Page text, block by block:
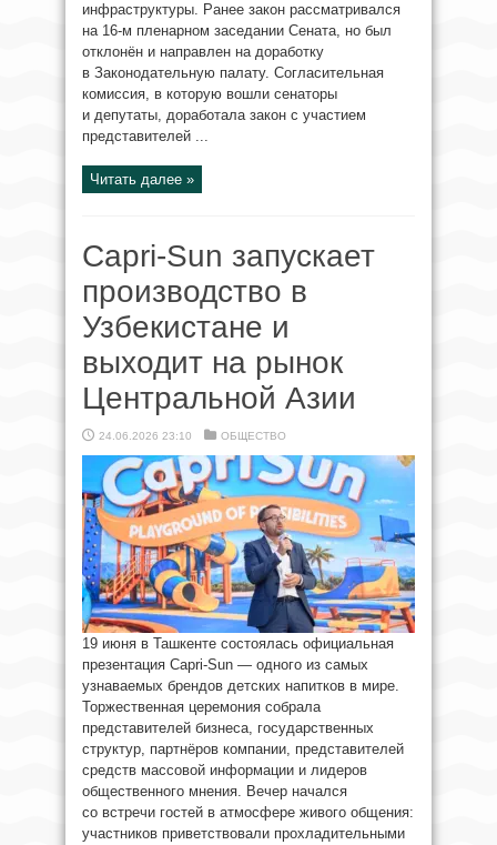
инфраструктуры. Ранее закон рассматривался
на 16-м пленарном заседании Сената, но был
отклонён и направлен на доработку
в Законодательную палату. Согласительная
комиссия, в которую вошли сенаторы
и депутаты, доработала закон с участием
представителей ...
Читать далее »
Capri-Sun запускает
производство в
Узбекистане и
выходит на рынок
Центральной Азии
24.06.2026 23:10 ОБЩЕСТВО
19 июня в Ташкенте состоялась официальная
презентация Capri-Sun — одного из самых
узнаваемых брендов детских напитков в мире.
Торжественная церемония собрала
представителей бизнеса, государственных
структур, партнёров компании, представителей
средств массовой информации и лидеров
общественного мнения. Вечер начался
со встречи гостей в атмосфере живого общения:
участников приветствовали прохладительными